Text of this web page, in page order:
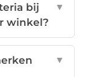
bij
winkel?
▼
▼